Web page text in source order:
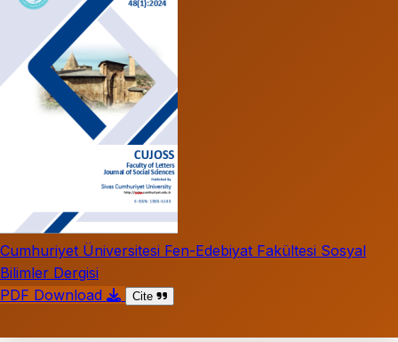
Cumhuriyet Üniversitesi Fen-Edebiyat Fakültesi Sosyal
Bilimler Dergisi
PDF Download
Cite